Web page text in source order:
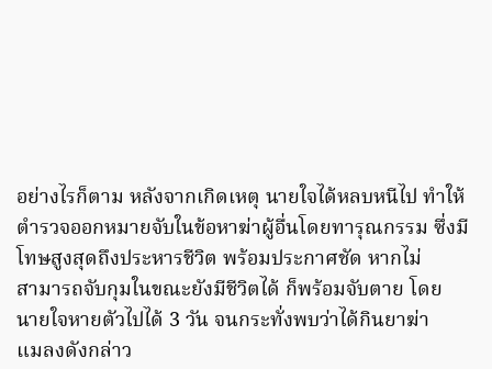
อย่างไรก็ตาม หลังจากเกิดเหตุ นายใจได้หลบหนีไป ทำให้
ตำรวจออกหมายจับในข้อหาฆ่าผู้อื่นโดยทารุณกรรม ซึ่งมี
โทษสูงสุดถึงประหารชีวิต พร้อมประกาศชัด หากไม่
สามารถจับกุมในขณะยังมีชีวิตได้ ก็พร้อมจับตาย โดย
นายใจหายตัวไปได้ 3 วัน จนกระทั่งพบว่าได้กินยาฆ่า
แมลงดังกล่าว